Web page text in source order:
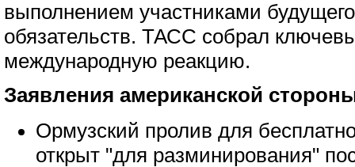
выполнением участниками
обязательств. ТАСС собрал
международную реакцию.
Заявления американской
Ормузский пролив для
открыт "для разминирования"